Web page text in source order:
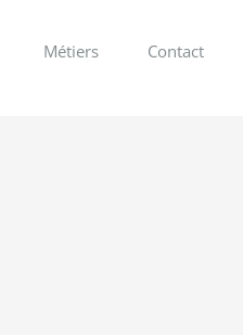
Métiers Contact